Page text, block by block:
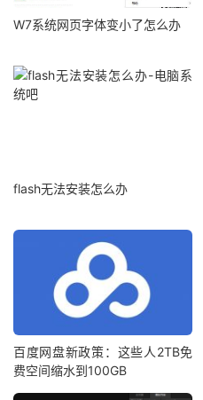
W7系统网页字体变小了怎么办
flash无法安装怎么办
百度网盘新政策：这些人2TB免
费空间缩水到100GB